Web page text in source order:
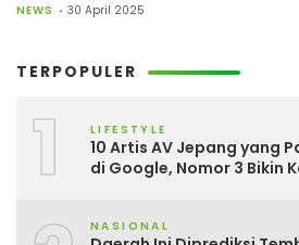
NEWS 30 April 2025
TERPOPULER
1 LIFESTYLE
10 Artis AV Jepang yang
di Google, Nomor 3 Bikin
NASIONAL